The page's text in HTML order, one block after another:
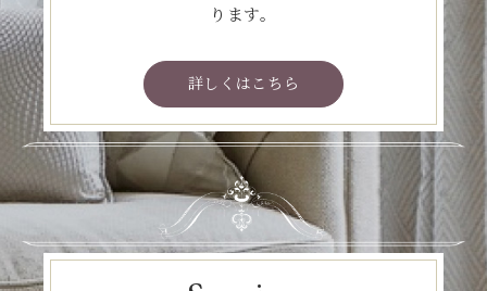
ります。
詳しくはこちら